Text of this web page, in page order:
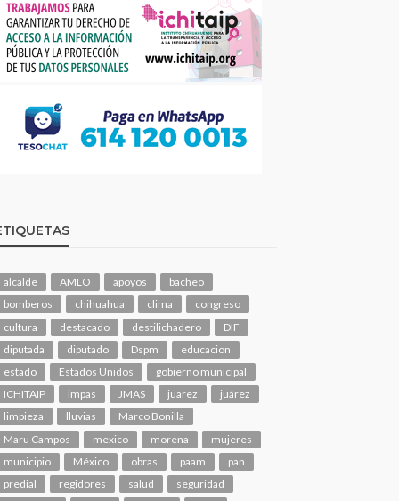
alcalde AMLO apoyos
bacheo
bomberos
chihuahua clima
congreso
cultura
destacado destilichadero
DIF
diputada
diputado Dspm
educacion
estado
Estados Unidos
gobierno municipal
ICHITAIP
impas JMAS juarez
juárez
limpieza
lluvias
Marco Bonilla
Maru Campos
mexico morena
mujeres
municipio
México obras paam
pan
predial
regidores salud
seguridad